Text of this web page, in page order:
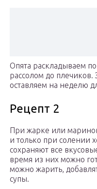
Опята раскладываем
рассолом до
оставляем на неделю
Рецепт 2
При жарке или
и только при солении
сохраняют все
время из них можно
можно жарить,
супы.